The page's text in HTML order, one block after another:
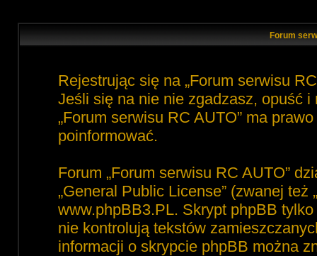
Forum
Rejestrując się na „Forum serwisu
Jeśli się na nie nie zgadzasz, opuść i
„Forum serwisu RC AUTO” ma
poinformować.
Forum „Forum serwisu RC AUTO”
„General Public License” (zwanej też
www.phpBB3.PL. Skrypt phpBB
nie kontrolują tekstów
informacji o skrypcie phpBB można